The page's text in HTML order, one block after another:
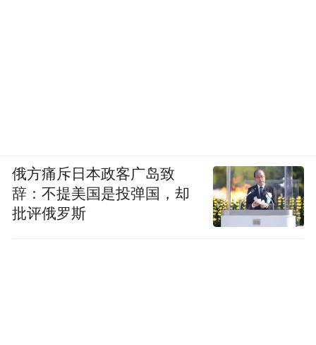
俄方痛斥日本政客广岛致
辞：不提美国是投弹国，却
批评俄罗斯